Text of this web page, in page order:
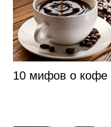
10 мифов о кофе